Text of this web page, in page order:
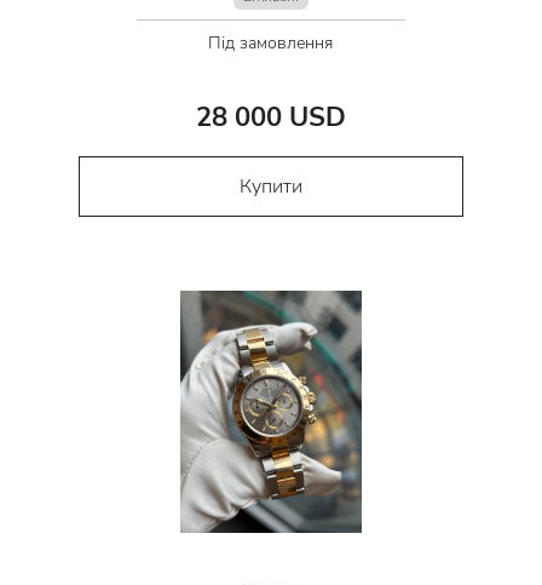
Під замовлення
28 000 USD
Купити